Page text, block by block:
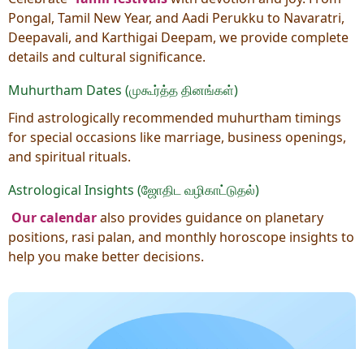
Pongal, Tamil New Year, and Aadi Perukku to Navaratri,
Deepavali, and Karthigai Deepam, we provide complete
details and cultural significance.
Muhurtham Dates (முகூர்த்த தினங்கள்)
Find astrologically recommended muhurtham timings
for special occasions like marriage, business openings,
and spiritual rituals.
Astrological Insights (ஜோதிட வழிகாட்டுதல்)
Our calendaralso provides guidance on planetary
positions, rasi palan, and monthly horoscope insights to
help you make better decisions.